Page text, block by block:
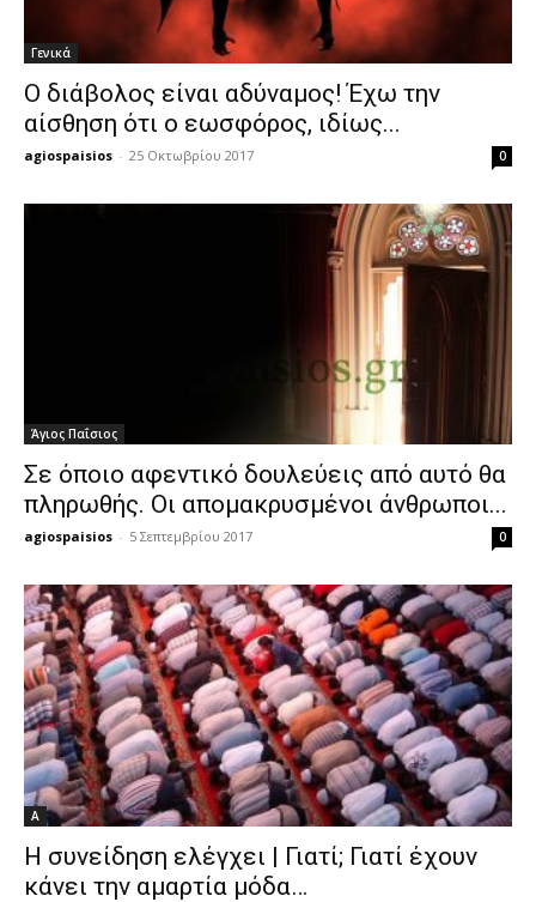
Γενικά
Ο διάβολος είναι αδύναμος! Έχω την
αίσθηση ότι ο εωσφόρος, ιδίως...
agiospaisios - 25 Οκτωβρίου 2017 0
Άγιος Παΐσιος
Σε όποιο αφεντικό δουλεύεις από αυτό θα
πληρωθής. Οι απομακρυσμένοι άνθρωποι...
agiospaisios - 5 Σεπτεμβρίου 2017 0
Α
Η συνείδηση ελέγχει | Γιατί; Γιατί έχουν
κάνει την αμαρτία μόδα…